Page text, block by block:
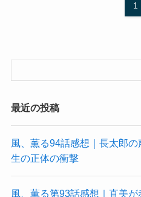
1
最近の投稿
風、薫る94話感想｜長太郎
生の正体の衝撃
風、薫る第93話感想｜直美